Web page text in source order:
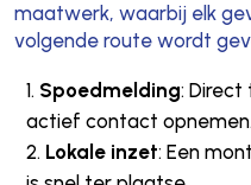
maatwerk, waarbij elk
volgende route wordt
Spoedmelding:
actief contact opnemen.
Lokale inzet: Een